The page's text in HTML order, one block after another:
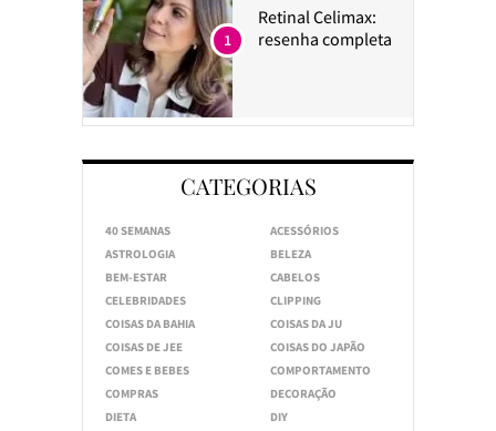
Retinal Celimax:
resenha completa
1
CATEGORIAS
40 SEMANAS
ACESSÓRIOS
ASTROLOGIA
BELEZA
BEM-ESTAR
CABELOS
CELEBRIDADES
CLIPPING
COISAS DA BAHIA
COISAS DA JU
COISAS DE JEE
COISAS DO JAPÃO
COMES E BEBES
COMPORTAMENTO
COMPRAS
DECORAÇÃO
DIETA
DIY